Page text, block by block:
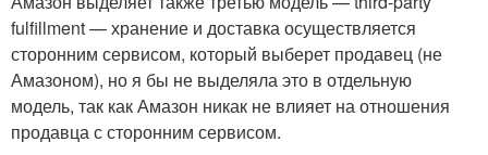
fulfillment — хранение и доставка осуществляется
сторонним сервисом, который выберет продавец (не
Амазоном), но я бы не выделяла это в отдельную
модель, так как Амазон никак не влияет на отношения
продавца с сторонним сервисом.